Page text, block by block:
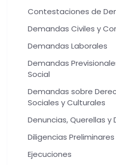
Contestaciones de
Demandas Civiles y
Demandas Laborales
Demandas
Social
Demandas sobre
Sociales y Culturales
Denuncias, Querellas y
Diligencias Preliminares
Ejecuciones